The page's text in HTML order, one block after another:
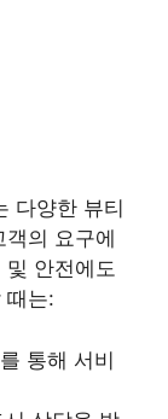
다양한 뷰티
의 요구에
및 안전에도
때는:
통해 서비